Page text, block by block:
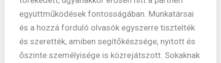
együttműködések fontosságában. Munkatársai
és a hozzá forduló olvasók egyszerre tisztelték
és szerették, amiben segítőkészsége, nyitott és
őszinte személyisége is közrejátszott. Sokaknak